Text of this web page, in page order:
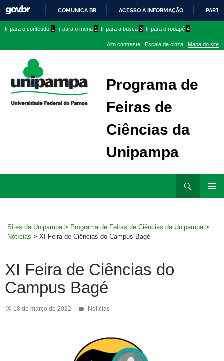
PARA
CONTEÚDO
COMUNICA BR ACESSO À INFORMAÇÃO
conteúdo
menu
superior
menu
Ir para o conteúdo 1 Ir para o menu 2 Ir para a busca 3 Ir para o rodapé 4
Alto contraste Escala de cinza Mapa do site
Programa de
Feiras de
Ciências da
Unipampa
Sites da Unipampa > Programa de Feiras de Ciências da Unipampa >
Notícias > XI Feira de Ciências do Campus Bagé
XI Feira de Ciências do
Campus Bagé
18 de março de 2022 Notícias